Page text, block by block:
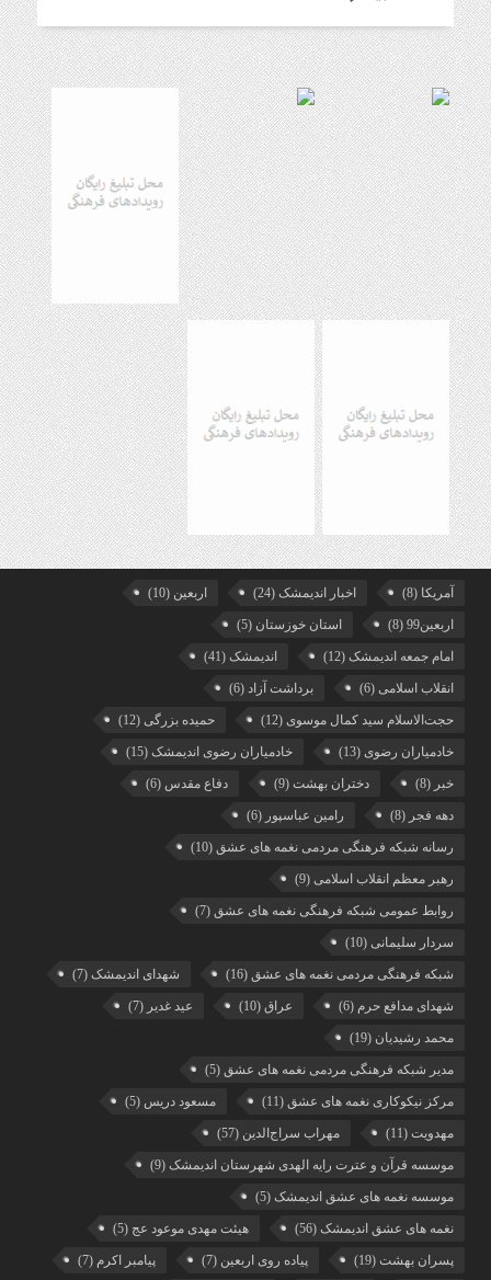
8 ماه قبل
خداحافظی سراج الدین با شبکه فرهنگی مردمی نغمه های عشق
8 ماه قبل
هفتمین همایش بانوان فعال در عرصه‌ هیئت کشور
9 ماه قبل
برگزاری رویداد ملی جامعه پرداز
آمریکا (8) اخبار اندیمشک (24) اربعین (10)
اربعین99 (8) استان خوزستان (5)
امام جمعه اندیمشک (12) اندیمشک (41)
انقلاب اسلامی (6) برداشت آزاد (6)
حجت‌الاسلام سید کمال موسوی (12) حمیده بزرگی (12)
خادمیاران رضوی (13) خادمیاران رضوی اندیمشک (15)
خبر (8) دختران بهشت (9) دفاع مقدس (6)
دهه فجر (8) رامین عباسپور (6)
رسانه شبکه فرهنگی مردمی نغمه های عشق (10)
رهبر معظم انقلاب اسلامی (9)
روابط عمومی شبکه فرهنگی نغمه های عشق (7)
سردار سلیمانی (10)
شبکه فرهنگی مردمی نغمه های عشق (16) شهدای اندیمشک (7)
شهدای مدافع حرم (6) عراق (10) عید غدیر (7)
محمد رشیدیان (19)
مدیر شبکه فرهنگی مردمی نغمه های عشق (5)
مرکز نیکوکاری نغمه های عشق (11) مسعود دریس (5)
مهدویت (11) مهراب سراج‌الدین (57)
موسسه قرآن و عترت رایه الهدی شهرستان اندیمشک (9)
موسسه نغمه های عشق اندیمشک (5)
نغمه های عشق اندیمشک (56) هیئت مهدی موعود عج (5)
پسران بهشت (19) پیاده روی اربعین (7) پیامبر اکرم (7)